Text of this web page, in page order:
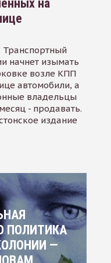
на
Транспортный
начнет изымать
возле КПП
автомобили, а
владельцы
- продавать.
издание
ПОЛИТИКА
—